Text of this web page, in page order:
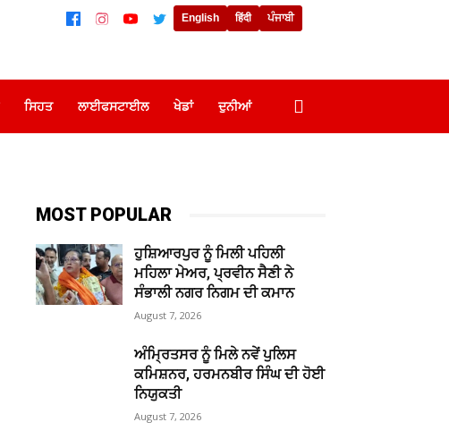
English हिंदी ਪੰਜਾਬੀ
ਸਿਹਤ ਲਾਈਫਸਟਾਈਲ ਖੇਡਾਂ ਦੁਨੀਆਂ
MOST POPULAR
ਹੁਸ਼ਿਆਰਪੁਰ ਨੂੰ ਮਿਲੀ ਪਹਿਲੀ
ਮਹਿਲਾ ਮੇਅਰ, ਪ੍ਰਵੀਨ ਸੈਣੀ ਨੇ
ਸੰਭਾਲੀ ਨਗਰ ਨਿਗਮ ਦੀ ਕਮਾਨ
August 7, 2026
ਅੰਮ੍ਰਿਤਸਰ ਨੂੰ ਮਿਲੇ ਨਵੇਂ ਪੁਲਿਸ
ਕਮਿਸ਼ਨਰ, ਹਰਮਨਬੀਰ ਸਿੰਘ ਦੀ ਹੋਈ
ਨਿਯੁਕਤੀ
August 7, 2026